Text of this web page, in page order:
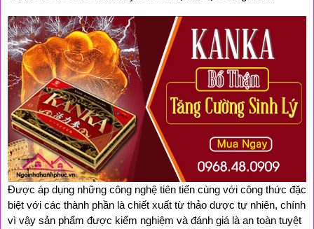
Được áp dụng những công nghệ tiên tiến cùng với công thức đặc
biệt với các thành phần là chiết xuất từ thảo dược tự nhiên, chính
vì vậy sản phẩm được kiểm nghiệm và đánh giá là an toàn tuyệt